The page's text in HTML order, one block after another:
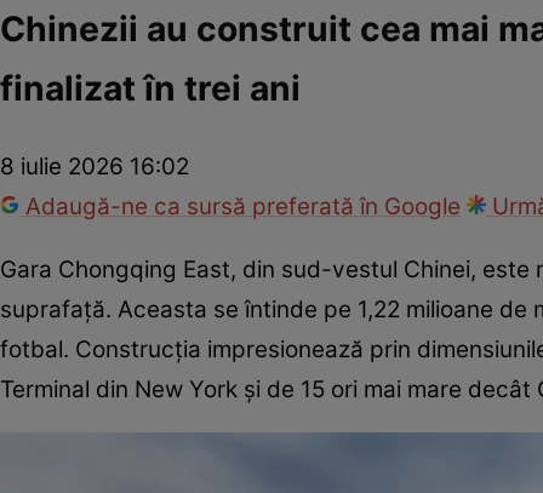
Chinezii au construit cea mai
finalizat în trei ani
8 iulie 2026 16:02
Adaugă-ne ca sursă preferată în Google
Gara Chongqing East, din sud-vestul Chinei,
suprafață. Aceasta se întinde pe 1,22 milioane
fotbal. Construcția impresionează prin
Terminal din New York și de 15 ori mai mare